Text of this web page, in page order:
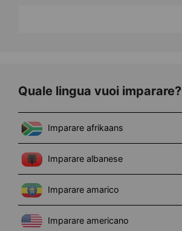
Quale lingua vuoi imparare?
Imparare afrikaans
Imparare albanese
Imparare amarico
Imparare americano